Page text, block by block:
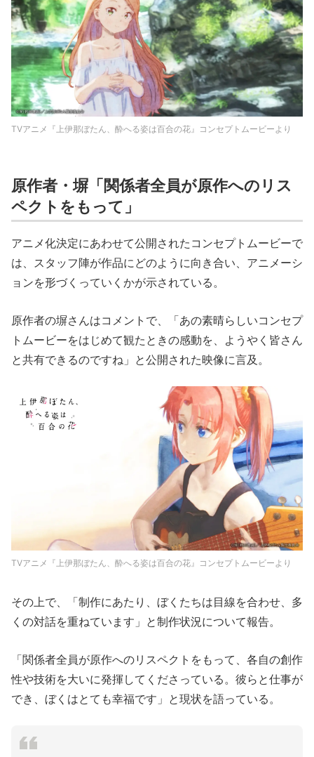
TVアニメ『上伊那ぼたん、酔へる姿は百合の花』コンセプトムービーより
原作者・塀「関係者全員が原作へのリス
ペクトをもって」
アニメ化決定にあわせて公開されたコンセプトムービーで
は、スタッフ陣が作品にどのように向き合い、アニメーシ
ョンを形づくっていくかが示されている。
原作者の塀さんはコメントで、「あの素晴らしいコンセプ
トムービーをはじめて観たときの感動を、ようやく皆さん
と共有できるのですね」と公開された映像に言及。
TVアニメ『上伊那ぼたん、酔へる姿は百合の花』コンセプトムービーより
その上で、「制作にあたり、ぼくたちは目線を合わせ、多
くの対話を重ねています」と制作状況について報告。
「関係者全員が原作へのリスペクトをもって、各自の創作
性や技術を大いに発揮してくださっている。彼らと仕事が
でき、ぼくはとても幸福です」と現状を語っている。